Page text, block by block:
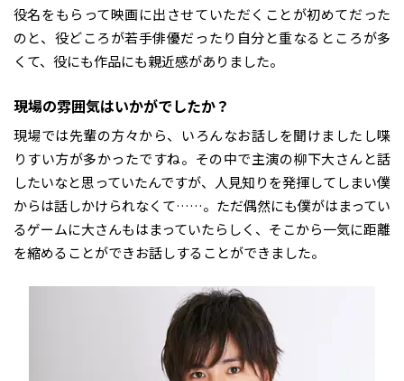
役名をもらって映画に出させていただくことが初めてだった
のと、役どころが若手俳優だったり自分と重なるところが多
くて、役にも作品にも親近感がありました。
――現場の雰囲気はいかがでしたか？
現場では先輩の方々から、いろんなお話しを聞けましたし喋
りすい方が多かったですね。その中で主演の柳下大さんと話
したいなと思っていたんですが、人見知りを発揮してしまい僕
からは話しかけられなくて……。ただ偶然にも僕がはまってい
るゲームに大さんもはまっていたらしく、そこから一気に距離
を縮めることができお話しすることができました。